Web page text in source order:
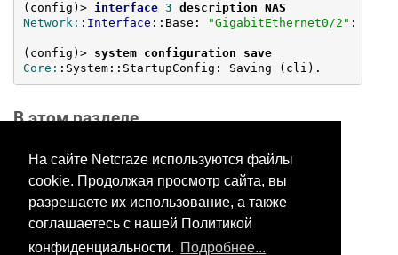
На сайте Netcraze используются файлы
cookie. Продолжая просмотр сайта, вы
разрешаете их использование, а также
соглашаетесь с нашей Политикой
конфиденциальности. Подробнее...
(config)> interface 3 description NAS
Network: : Interface ::Base: "GigabitEthernet0/2" :
(config)> system configuration save
Core: :System::StartupConfig: Saving (cli).
В этом разделе
Хотите оставить отзыв?
Нажмите здесь, чтобы